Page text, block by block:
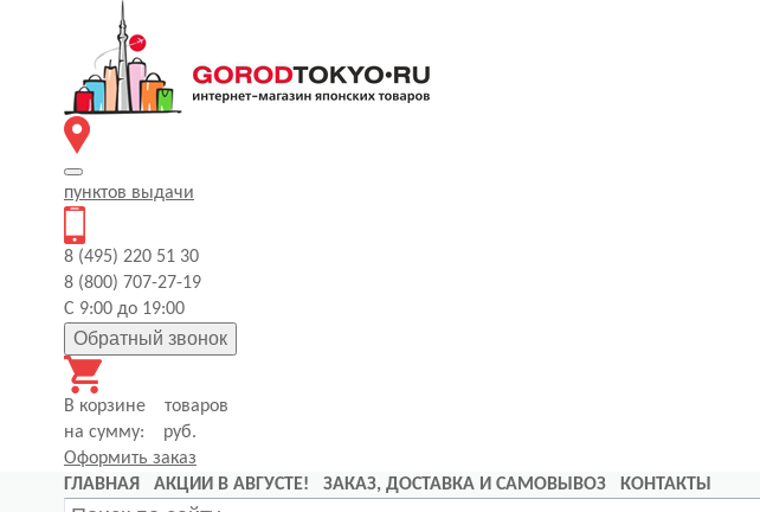
пунктов выдачи
8 (495) 220 51 30
8 (800) 707-27-19
С 9:00 до 19:00
Обратный звонок
В корзине
товаров
на сумму:
руб.
Оформить заказ
ГЛАВНАЯ
АКЦИИ В АВГУСТЕ! ЗАКАЗ, ДОСТАВКА И САМОВЫВОЗ КОНТАКТЫ